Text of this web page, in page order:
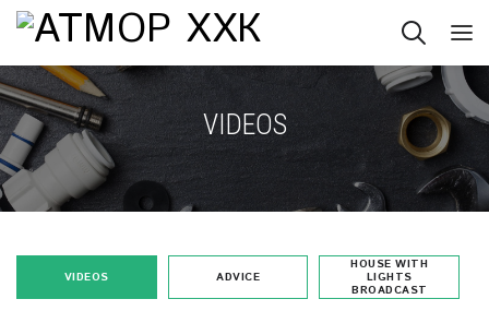
VIDEOS
VIDEOS ADVICE
HOUSE WITH
LIGHTS
BROADCAST